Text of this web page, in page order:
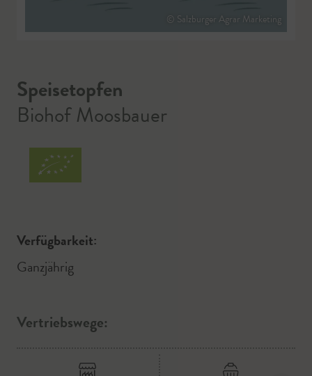
© Salzburger Agrar Marketing
Speisetopfen
Biohof Moosbauer
Verfügbarkeit:
Ganzjährig
Vertriebswege: